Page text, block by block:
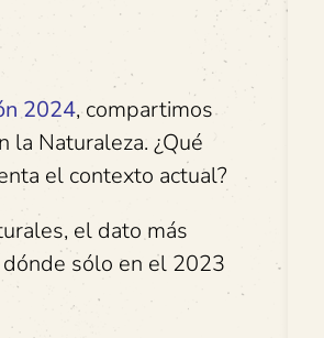
2024, compartimos
Naturaleza. ¿Qué
el contexto actual?
el dato más
sólo en el 2023